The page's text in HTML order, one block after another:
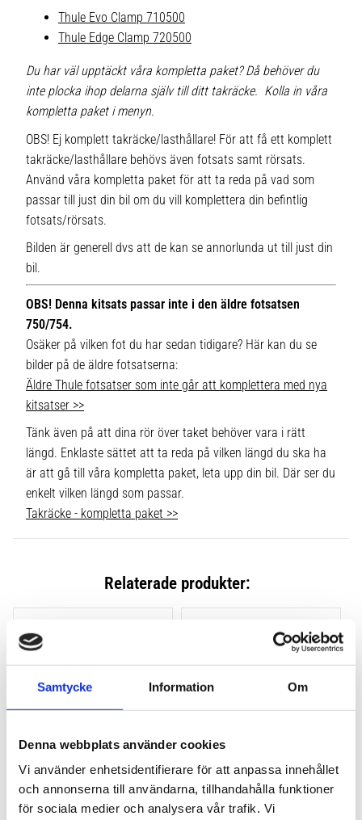
Samtycke Information Om
Denna webbplats använder cookies
Vi använder enhetsidentifierare för att anpassa innehållet
och annonserna till användarna, tillhandahålla funktioner
för sociala medier och analysera vår trafik. Vi
Thule Evo Clamp 710500
Thule Edge Clamp 720500
Du har väl upptäckt våra kompletta paket? Då behöver du
inte plocka ihop delarna själv till ditt takräcke. Kolla in våra
kompletta paket i menyn.
OBS! Ej komplett takräcke/lasthållare! För att få ett komplett
takräcke/lasthållare behövs även fotsats samt rörsats.
Använd våra kompletta paket för att ta reda på vad som
passar till just din bil om du vill komplettera din befintlig
fotsats/rörsats.
Bilden är generell dvs att de kan se annorlunda ut till just din
bil.
OBS! Denna kitsats passar inte i den äldre fotsatsen
750/754.
Osäker på vilken fot du har sedan tidigare? Här kan du se
bilder på de äldre fotsatserna:
Äldre Thule fotsatser som inte går att komplettera med nya
kitsatser >>
Tänk även på att dina rör över taket behöver vara i rätt
längd. Enklaste sättet att ta reda på vilken längd du ska ha
är att gå till våra kompletta paket, leta upp din bil. Där ser du
enkelt vilken längd som passar.
Takräcke - kompletta paket >>
Relaterade produkter:
THULE CLAMP EVO 4-
PACK 710500
THULE CLAMP EDGE 4-
PACK 720500
Lägg